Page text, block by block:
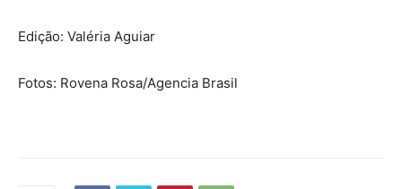
Edição: Valéria Aguiar
Fotos: Rovena Rosa/Agencia Brasil